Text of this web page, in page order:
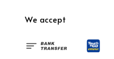
We accept